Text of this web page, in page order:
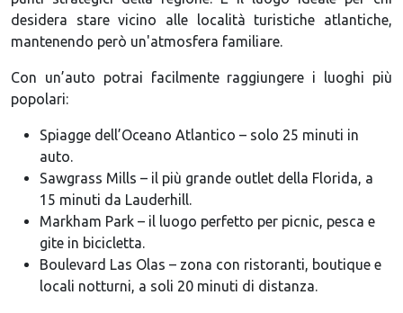
desidera stare vicino alle località turistiche atlantiche,
mantenendo però un'atmosfera familiare.
Con un’auto potrai facilmente raggiungere i luoghi più
popolari:
Spiagge dell’Oceano Atlantico – solo 25 minuti in
auto.
Sawgrass Mills – il più grande outlet della Florida, a
15 minuti da Lauderhill.
Markham Park – il luogo perfetto per picnic, pesca e
gite in bicicletta.
Boulevard Las Olas – zona con ristoranti, boutique e
locali notturni, a soli 20 minuti di distanza.